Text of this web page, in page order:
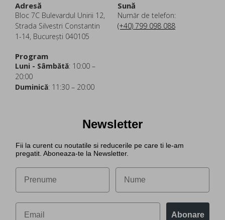
Adresă
Bloc 7C Bulevardul Unirii 12,
Strada Silvestri Constantin
1-14, București 040105
Sună
Număr de telefon:
(+40) 799 098 088
Program
Luni - Sâmbătă: 10:00 –
20:00
Duminică: 11:30 – 20:00
Newsletter
Fii la curent cu noutatile si reducerile pe care ti le-am
pregatit. Aboneaza-te la Newsletter.
Abonare